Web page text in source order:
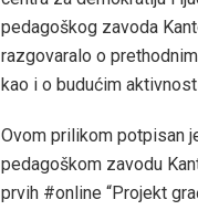
pedagoškog zavoda
razgovaralo o
kao i o budućim
Ovom prilikom potpisan
pedagoškom zavodu
prvih #online “Projekt